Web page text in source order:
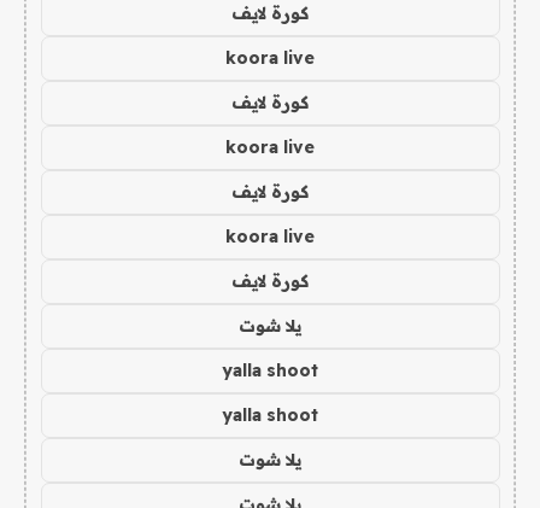
كورة لايف
koora live
كورة لايف
koora live
كورة لايف
koora live
كورة لايف
يلا شوت
yalla shoot
yalla shoot
يلا شوت